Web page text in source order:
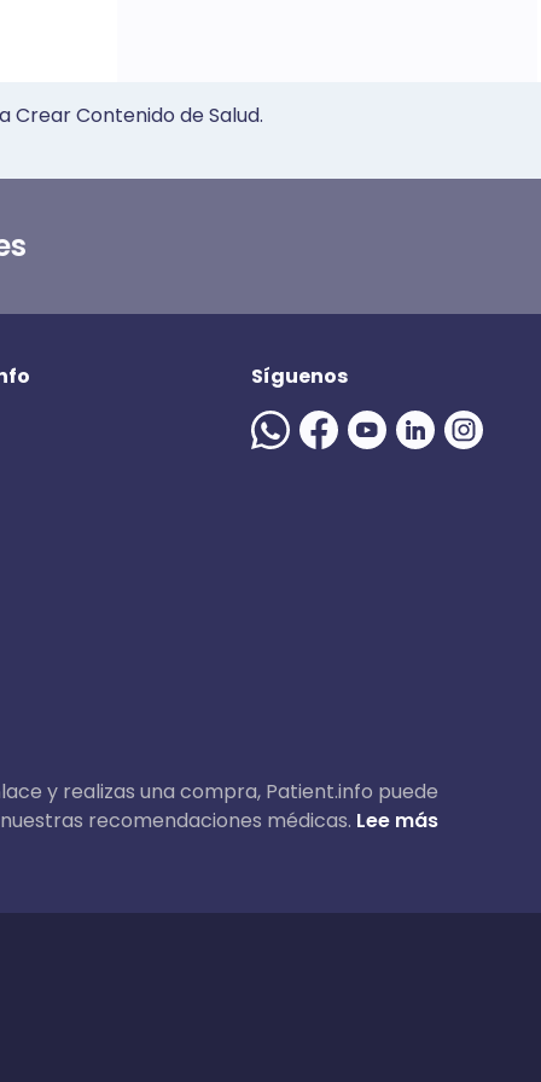
Crear Contenido de Salud.
Síguenos
y realizas una compra, Patient.info puede
recomendaciones médicas. Lee más